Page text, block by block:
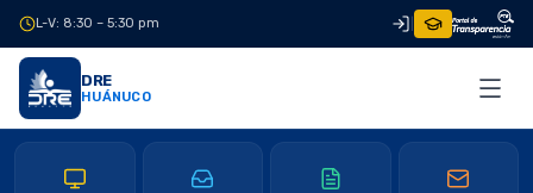
L-V: 8:30 – 5:30 pm
DRE
HUÁNUCO